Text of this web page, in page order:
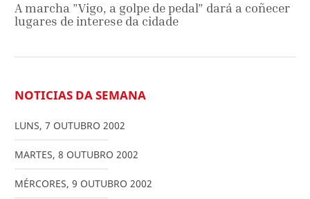
A marcha ”Vigo, a golpe de pedal” dará a coñecer
lugares de interese da cidade
NOTICIAS DA SEMANA
LUNS, 7 OUTUBRO 2002
MARTES, 8 OUTUBRO 2002
MÉRCORES, 9 OUTUBRO 2002